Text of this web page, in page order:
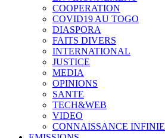
COOPERATION
COVID19 AU TOGO
DIASPORA
FAITS DIVERS
INTERNATIONAL
JUSTICE
MEDIA
OPINIONS
SANTE
TECH&WEB
VIDEO
CONNAISSANCE INFINIE